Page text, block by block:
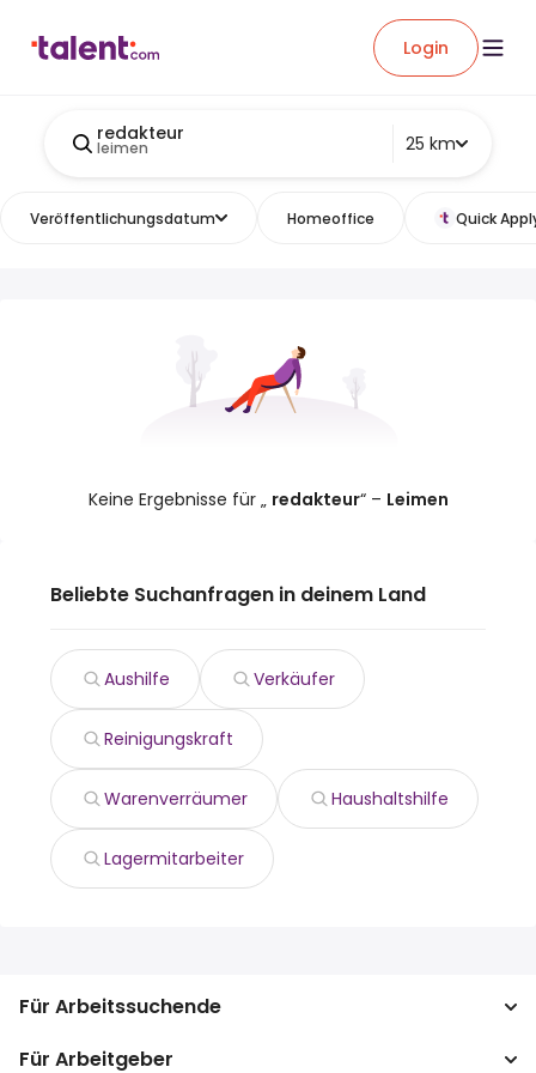
Login
redakteur
leimen 25 km
Veröffentlichungsdatum Homeoffice Quick
Keine Ergebnisse für „ redakteur“ – Leimen
Beliebte Suchanfragen in deinem Land
Aushilfe Verkäufer
Reinigungskraft
Warenverräumer Haushaltshilfe
Lagermitarbeiter
Für Arbeitssuchende
Jobs suchen
Für Arbeitgeber